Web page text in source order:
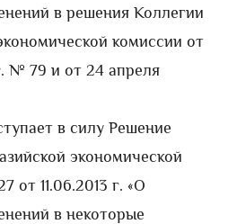
в решения Коллегии
комиссии от
№ 79 и от 24 апреля
в силу Решение
экономической
от 11.06.2013 г. «О
в некоторые